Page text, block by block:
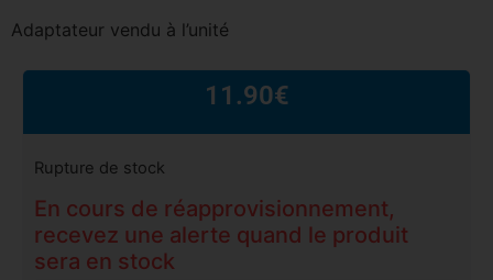
Adaptateur vendu à l’unité
11.90€
Rupture de stock
En cours de réapprovisionnement,
recevez une alerte quand le produit
sera en stock